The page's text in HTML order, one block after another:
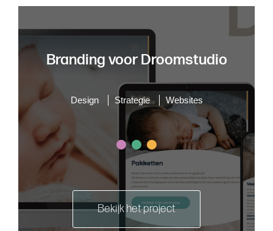
Branding voor Droomstudio
Design Strategie Websites
Bekijk het project